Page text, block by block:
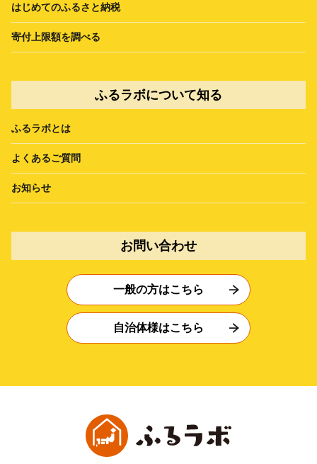
はじめてのふるさと納税
寄付上限額を調べる
ふるラボについて知る
ふるラボとは
よくあるご質問
お知らせ
お問い合わせ
一般の方はこちら
自治体様はこちら